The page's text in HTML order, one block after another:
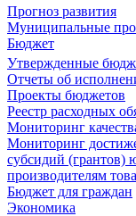
Прогноз развития
Муниципальные
Бюджет
Утвержденные
Отчеты об
Проекты бюджетов
Реестр расходных
Мониторинг
Мониторинг
субсидий
производителям
Бюджет для граждан
Экономика